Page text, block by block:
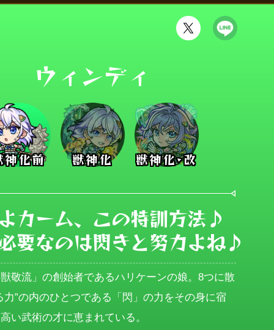
ウィンディ
神化前 獣神化 獣神化･改
カーム、この特訓方法♪
要なのは閃きと努力よね♪
敬流」の創始者であるハリケーンの娘。8つに散
力”の内のひとつである「閃」の力をその身に宿
い武術の才に恵まれている。